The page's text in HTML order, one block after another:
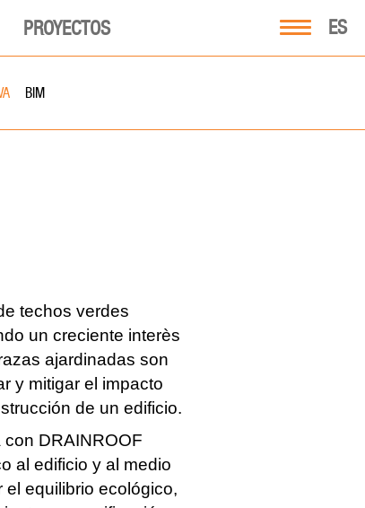
ES
PROYECTOS
BIM
techos verdes
un creciente interès
ajardinadas son
y mitigar el impacto
de un edificio.
DRAINROOF
al edificio y al medio
equilibrio ecológico,